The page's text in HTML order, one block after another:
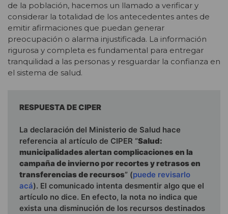
de la población, hacemos un llamado a verificar y
considerar la totalidad de los antecedentes antes de
emitir afirmaciones que puedan generar
preocupación o alarma injustificada. La información
rigurosa y completa es fundamental para entregar
tranquilidad a las personas y resguardar la confianza en
el sistema de salud.
RESPUESTA DE CIPER
La declaración del Ministerio de Salud hace
referencia al artículo de CIPER “Salud:
municipalidades alertan complicaciones en la
campaña de invierno por recortes y retrasos en
transferencias de recursos” (puede revisarlo
acá). El comunicado intenta desmentir algo que el
artículo no dice. En efecto, la nota no indica que
exista una disminución de los recursos destinados